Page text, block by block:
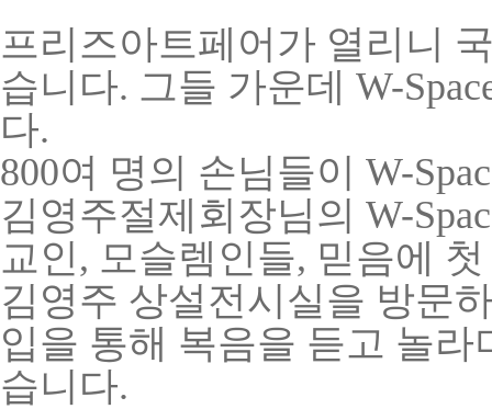
프리즈아트페어가 열리니
습니다. 그들 가운데 W-
다.
800여 명의 손님들이 W-
김영주절제회장님의 W-
교인, 모슬렘인들, 믿음에
김영주 상설전시실을 방문
입을 통해 복음을 듣고 놀
습니다.